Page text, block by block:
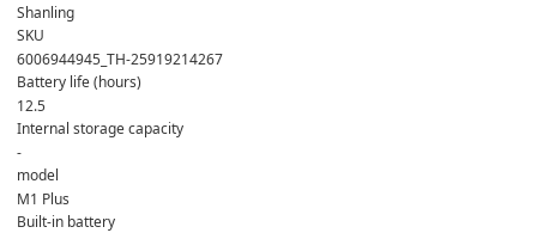
Shanling
SKU
6006944945_TH-25919214267
Battery life (hours)
12.5
Internal storage capacity
-
model
M1 Plus
Built-in battery